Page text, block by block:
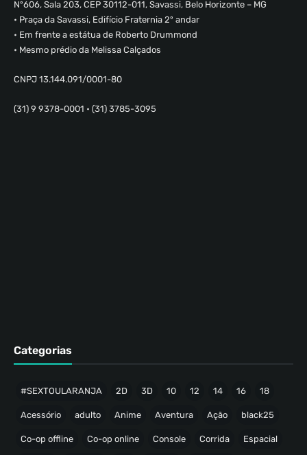
Nº606, Sala 203, CEP 30112-011, Savassi, Belo Horizonte – MG
• Praça da Savassi, Edifício Fraternia 2º andar
• Em frente a estátua de Roberto Drummond
• Mesmo prédio da Melissa Calçados
CNPJ 13.144.091/0001-80
(31) 9 9378-0001 • (31) 3785-3095
Categorias
#SEXTOULARANJA 2D 3D 10 12 14 16 18
Acessório adulto Anime Aventura Ação black25
Co-op offline Co-op online Console Corrida Espacial